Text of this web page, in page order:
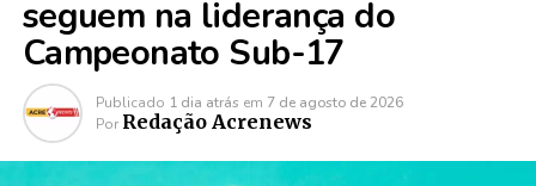
seguem na liderança do
Campeonato Sub-17
Publicado 1 dia atrás em 7 de agosto de 2026
Por Redação Acrenews